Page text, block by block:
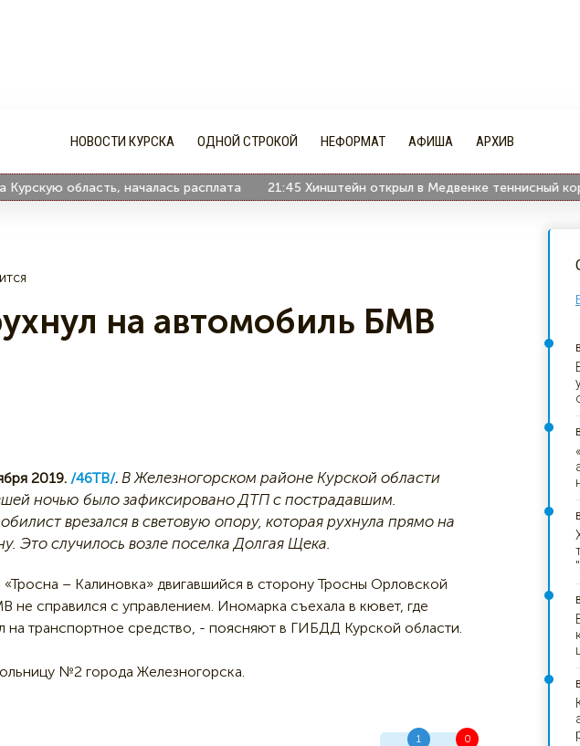
НОВОСТИ КУРСКА ОДНОЙ СТРОКОЙ НЕФОРМАТ АФИША АРХИВ
область, началась расплата 21:45 Хинштейн открыл в Медвенке теннисный корт
на автомобиль БМВ
2019. /46ТВ/. В Железногорском районе Курской области
ночью было зафиксировано ДТП с пострадавшим.
врезался в световую опору, которая рухнула прямо на
Это случилось возле поселка Долгая Щека.
– Калиновка» двигавшийся в сторону Тросны Орловской
не справился с управлением. Иномарка съехала в кювет, где
на транспортное средство, - поясняют в ГИБДД Курской области.
№2 города Железногорска.
1 0